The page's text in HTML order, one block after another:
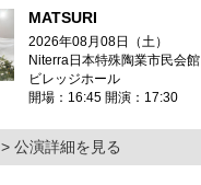
MATSURI
2026年08月08日（土）
Niterra日本特殊陶業市民会館
ビレッジホール
開場：16:45 開演：17:30
> 公演詳細を見る